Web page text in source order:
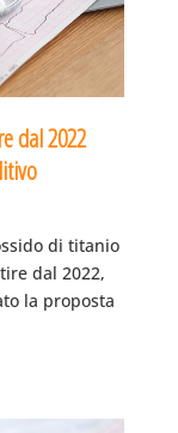
dal 2022
di titanio
dal 2022,
la proposta